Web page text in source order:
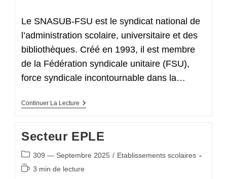
Le SNASUB-FSU est le syndicat national de
l’administration scolaire, universitaire et des
bibliothèques. Créé en 1993, il est membre
de la Fédération syndicale unitaire (FSU),
force syndicale incontournable dans la…
Continuer La Lecture Qui
Secteur EPLE
Post
category:
309 — Septembre 2025 / Etablissements scolaires
Temps3 min de lecture